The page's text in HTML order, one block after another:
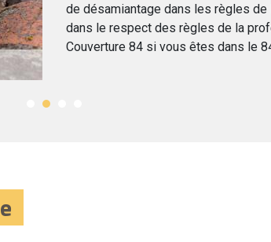
de désamiantage dans les règles de
dans le respect des règles de la
Couverture 84 si vous êtes dans le